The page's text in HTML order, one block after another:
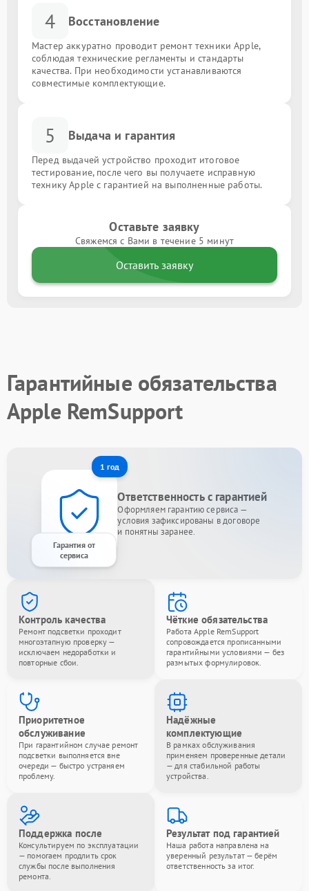
4 Восстановление
Мастер аккуратно проводит ремонт техники Apple,
соблюдая технические регламенты и стандарты
качества. При необходимости устанавливаются
совместимые комплектующие.
5 Выдача и гарантия
Перед выдачей устройство проходит итоговое
тестирование, после чего вы получаете исправную
технику Apple с гарантией на выполненные работы.
Оставьте заявку
Свяжемся с Вами в течение 5 минут
Оставить заявку
Гарантийные обязательства
Apple RemSupport
1 год
Гарантия от
сервиса
Ответственность с гарантией
Оформляем гарантию сервиса —
условия зафиксированы в договоре
и понятны заранее.
Контроль качества
Ремонт подсветки проходит
многоэтапную проверку —
исключаем недоработки и
повторные сбои.
Чёткие обязательства
Работа Apple RemSupport
сопровождается прописанными
гарантийными условиями — без
размытых формулировок.
Приоритетное
обслуживание
При гарантийном случае ремонт
подсветки выполняется вне
очереди — быстро устраняем
проблему.
Надёжные
комплектующие
В рамках обслуживания
применяем проверенные детали
— для стабильной работы
устройства.
Поддержка после
Консультируем по эксплуатации
— помогаем продлить срок
службы после выполнения
ремонта.
Результат под гарантией
Наша работа направлена на
уверенный результат — берём
ответственность за итог.